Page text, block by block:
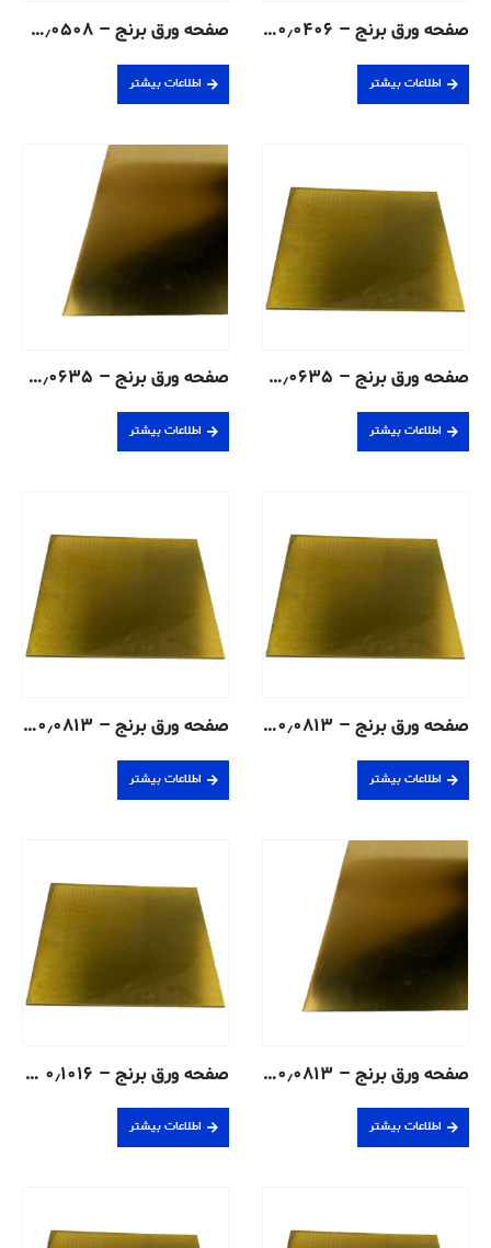
صفحه ورق برنج – ۰٫۰۴۰۶ سانتی متر – ۲۶۰-H02
اطلاعات بیشتر
صفحه ورق برنج – ۰٫۰۵۰۸ سانتی متر – ۲۶۰-H02
اطلاعات بیشتر
صفحه ورق برنج – ۰٫۰۶۳۵ سانتی متر – ۲۶۰-H02
اطلاعات بیشتر
صفحه ورق برنج – ۰٫۰۶۳۵ سانتی متر – ۲۸۰-H02
اطلاعات بیشتر
صفحه ورق برنج – ۰٫۰۸۱۳ سانتی متر – ۲۶۰ نرم آنیل
اطلاعات بیشتر
صفحه ورق برنج – ۰٫۰۸۱۳ سانتی متر – ۲۶۰-H02
اطلاعات بیشتر
صفحه ورق برنج – ۰٫۰۸۱۳ سانتی متر – ۲۸۰-H02
اطلاعات بیشتر
صفحه ورق برنج – ۰٫۱۰۱۶ سانتی متر – ۲۶۰-H02
اطلاعات بیشتر